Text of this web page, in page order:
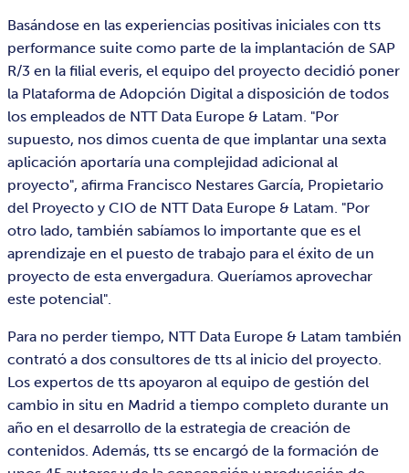
Basándose en las experiencias positivas iniciales con tts
performance suite como parte de la implantación de SAP
R/3 en la filial everis, el equipo del proyecto decidió poner
la Plataforma de Adopción Digital a disposición de todos
los empleados de NTT Data Europe & Latam. "Por
supuesto, nos dimos cuenta de que implantar una sexta
aplicación aportaría una complejidad adicional al
proyecto", afirma Francisco Nestares García, Propietario
del Proyecto y CIO de NTT Data Europe & Latam. "Por
otro lado, también sabíamos lo importante que es el
aprendizaje en el puesto de trabajo para el éxito de un
proyecto de esta envergadura. Queríamos aprovechar
este potencial".
Para no perder tiempo, NTT Data Europe & Latam también
contrató a dos consultores de tts al inicio del proyecto.
Los expertos de tts apoyaron al equipo de gestión del
cambio in situ en Madrid a tiempo completo durante un
año en el desarrollo de la estrategia de creación de
contenidos. Además, tts se encargó de la formación de